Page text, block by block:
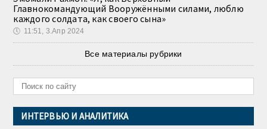
Главнокомандующий Вооружёнными силами, люблю
каждого солдата, как своего сына»
🕔 11:51, 3.Апр 2024
Все материалы рубрики
ИНТЕРВЬЮ И АНАЛИТИКА